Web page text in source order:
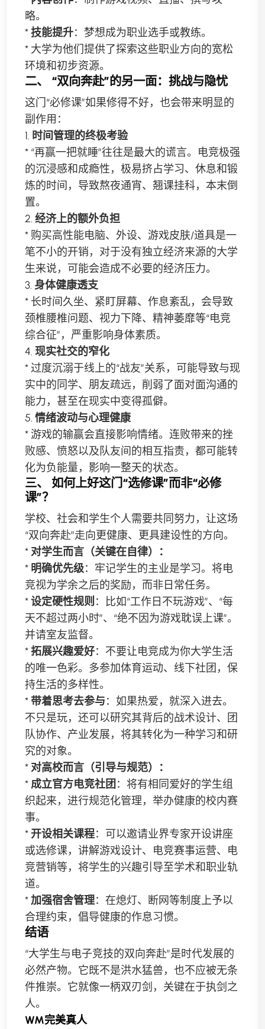
略。
*技能提升：梦想成为职业选手或教练。
* 大学为他们提供了探索这些职业方向的宽松
环境和初步资源。
二、 “双向奔赴”的另一面：挑战与隐忧
这门“必修课”如果修得不好，也会带来明显的
副作用：
1. 时间管理的终极考验
* “再赢一把就睡”往往是最大的谎言。电竞极强
的沉浸感和成瘾性，极易挤占学习、休息和锻
炼的时间，导致熬夜通宵、翘课挂科，本末倒
置。
2. 经济上的额外负担
* 购买高性能电脑、外设、游戏皮肤/道具是一
笔不小的开销，对于没有独立经济来源的大学
生来说，可能会造成不必要的经济压力。
3. 身体健康透支
* 长时间久坐、紧盯屏幕、作息紊乱，会导致
颈椎腰椎问题、视力下降、精神萎靡等“电竞
综合征”，严重影响身体素质。
4. 现实社交的窄化
* 过度沉溺于线上的“战友”关系，可能导致与现
实中的同学、朋友疏远，削弱了面对面沟通的
能力，甚至在现实中变得孤僻。
5. 情绪波动与心理健康
* 游戏的输赢会直接影响情绪。连败带来的挫
败感、愤怒以及队友间的相互指责，都可能转
化为负能量，影响一整天的状态。
三、 如何上好这门“选修课”而非“必修
课”？
学校、社会和学生个人需要共同努力，让这场
“双向奔赴”走向更健康、更具建设性的方向。
*对学生而言（关键在自律）：
* 明确优先级：牢记学生的主业是学习。将电
竞视为学余之后的奖励，而非日常任务。
*设定硬性规则 ：比如“工作日不玩游戏”、“每
天不超过两小时”、“绝不因为游戏耽误上课”。
并请室友监督。
*拓展兴趣爱好：不要让电竞成为你大学生活
的唯一色彩。多参加体育运动、线下社团，保
持生活的多样性。
* 带着思考去参与：如果热爱，就深入进去。
不只是玩，还可以研究其背后的战术设计、团
队协作、产业发展，将其转化为一种学习和研
究的对象。
*对高校而言（引导与规范）：
* 成立官方电竞社团 ：将有相同爱好的学生组
织起来，进行规范化管理，举办健康的校内赛
事。
* 开设相关课程：可以邀请业界专家开设讲座
或选修课，讲解游戏设计、电竞赛事运营、电
竞营销等，将学生的兴趣引导至学术和职业轨
道。
*加强宿舍管理：在熄灯、断网等制度上予以
合理约束，倡导健康的作息习惯。
结语
“大学生与电子竞技的双向奔赴”是时代发展的
必然产物。它既不是洪水猛兽，也不应被无条
件推崇。它就像一柄双刃剑，关键在于执剑之
人。
WM完美真人